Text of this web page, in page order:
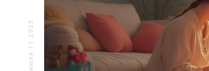
июля 11 2025